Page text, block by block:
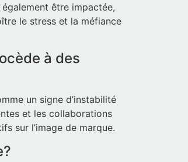
être impactée,
le stress et la méfiance
à des
un signe d’instabilité
et les collaborations
sur l’image de marque.